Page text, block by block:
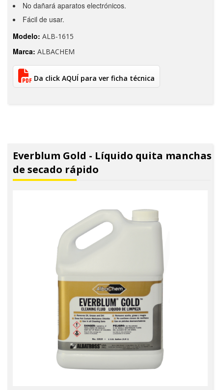
No dañará aparatos electrónicos.
Fácil de usar.
Modelo: ALB-1615
Marca: ALBACHEM
Da click AQUÍ para ver ficha técnica
Everblum Gold - Líquido quita manchas
de secado rápido